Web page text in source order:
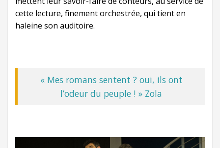
cette lecture, finement orchestrée, qui tient en
haleine son auditoire.
« Mes romans sentent ? oui, ils ont
l’odeur du peuple ! » Zola